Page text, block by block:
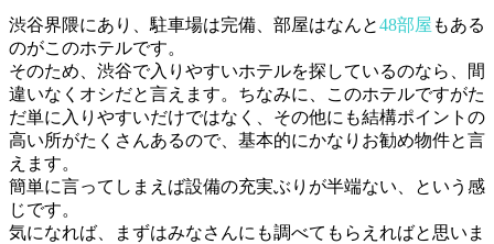
渋谷界隈にあり、駐車場は完備、部屋はなんと48部屋 もある
のがこのホテルです。
そのため、渋谷で入りやすいホテルを探しているのなら、間
違いなくオシだと言えます。ちなみに、このホテルですがた
だ単に入りやすいだけではなく、その他にも結構ポイントの
高い所がたくさんあるので、基本的にかなりお勧め物件と言
えます。
簡単に言ってしまえば設備の充実ぶりが半端ない、という感
じです。
気になれば、まずはみなさんにも調べてもらえればと思いま